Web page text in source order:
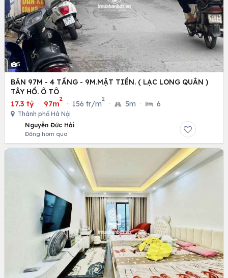
5
BÁN 97M - 4 TẦNG - 9M.MẶT TIỀN. ( LẠC LONG QUÂN )
TÂY HỒ. Ô TÔ
17.3 tỷ · 97m
2
· 156 tr/m
2
· 5m · 6
Thành phố Hà Nội
Nguyễn Đức Hải
Đăng hôm qua